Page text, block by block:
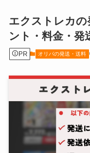
エクストレカの
ント・料金・発
PR オリパの発送・送料